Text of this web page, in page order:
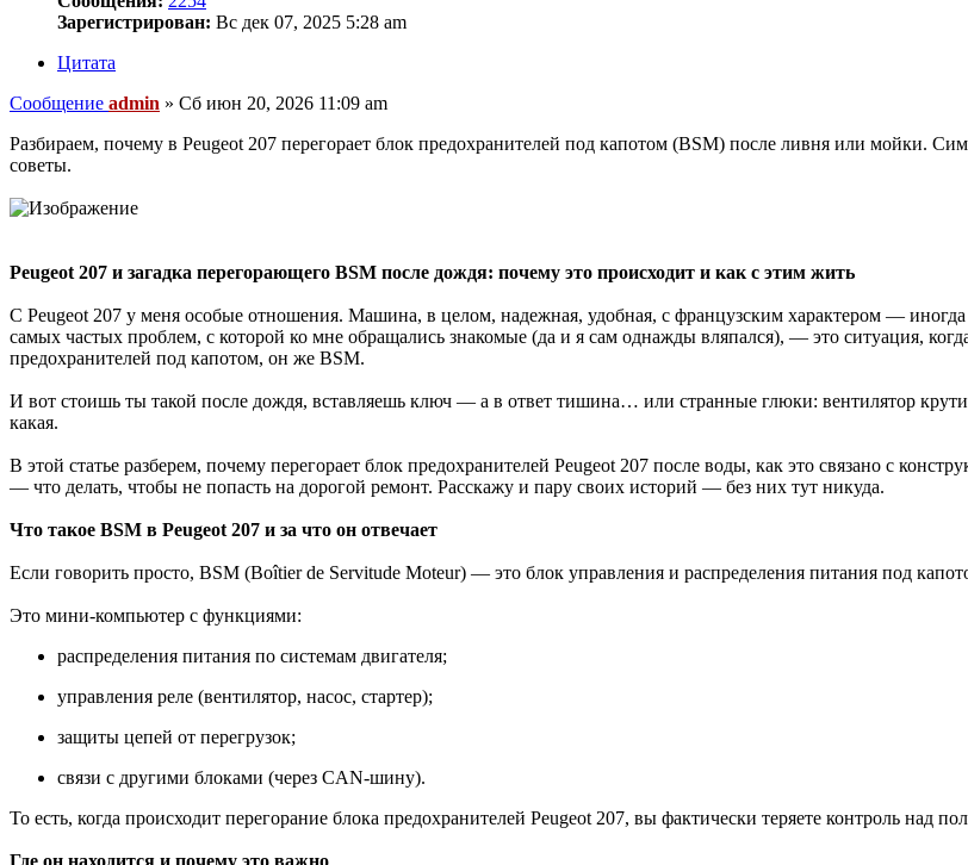
Зарегистрирован: Вс дек 07, 2025 5:28 am
Цитата
Сообщение admin » Сб июн 20, 2026 11:09 am
Разбираем, почему в Peugeot 207 перегорает блок предохранителей под капотом (BSM) после ливня или мойки.
советы.
Peugeot 207 и загадка перегорающего BSM после дождя: почему это происходит и как с этим жить
С Peugeot 207 у меня особые отношения. Машина, в целом, надежная, удобная, с французским характером —
самых частых проблем, с которой ко мне обращались знакомые (да и я сам однажды вляпался), — это ситуация,
предохранителей под капотом, он же BSM.
И вот стоишь ты такой после дождя, вставляешь ключ — а в ответ тишина… или странные глюки: вентилятор
какая.
В этой статье разберем, почему перегорает блок предохранителей Peugeot 207 после воды, как это связано с
— что делать, чтобы не попасть на дорогой ремонт. Расскажу и пару своих историй — без них тут никуда.
Что такое BSM в Peugeot 207 и за что он отвечает
Если говорить просто, BSM (Boîtier de Servitude Moteur) — это блок управления и распределения питания под
Это мини-компьютер с функциями:
распределения питания по системам двигателя;
управления реле (вентилятор, насос, стартер);
защиты цепей от перегрузок;
связи с другими блоками (через CAN-шину).
То есть, когда происходит перегорание блока предохранителей Peugeot 207, вы фактически теряете контроль над
Где он находится и почему это важно